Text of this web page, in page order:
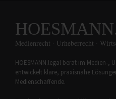
Medienrecht · Urheberrecht ·
HOESMANN.legal berät im Medien-,
entwickelt klare, praxisnahe
Medienschaffende.